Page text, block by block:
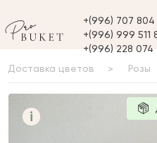
+(996) 707 804
+(996) 999 511
+(996) 228 074
Доставка цветов Розы
i
Букет Serenity